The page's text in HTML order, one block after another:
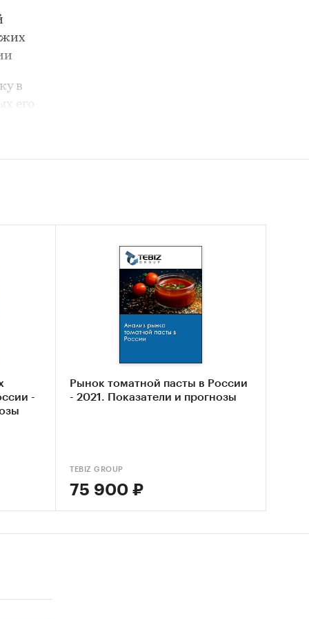
в
его
-
Рынок томатной пасты в России
- 2021. Показатели и прогнозы
TEBIZ GROUP
75 900 ₽